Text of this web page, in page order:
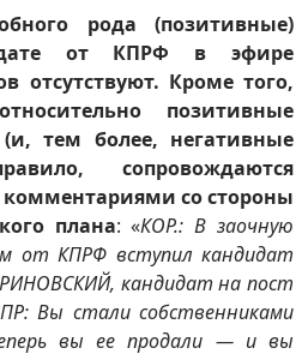
рода (позитивные)
от КПРФ в эфире
отсутствуют. Кроме того,
позитивные
тем более, негативные
сопровождаются
со стороны
плана: «КОР.: В заочную
от КПРФ вступил кандидат
кандидат на пост
Вы стали собственниками
вы ее продали — и вы